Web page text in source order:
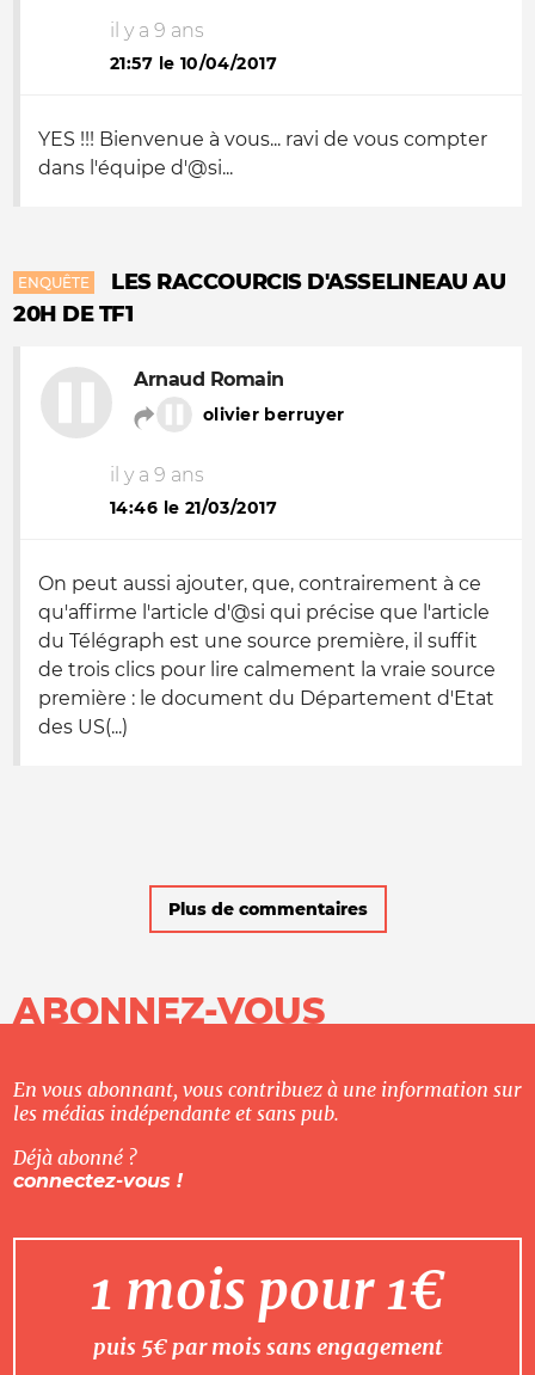
il y a 9 ans
21:57 le 10/04/2017
YES !!! Bienvenue à vous... ravi de vous compter
dans l'équipe d'@si...
ENQUÊTE
LES RACCOURCIS D'ASSELINEAU AU
20H DE TF1
Arnaud Romain
olivier berruyer
il y a 9 ans
14:46 le 21/03/2017
On peut aussi ajouter, que, contrairement à ce
qu'affirme l'article d'@si qui précise que l'article
du Télégraph est une source première, il suffit
de trois clics pour lire calmement la vraie source
première : le document du Département d'Etat
des US(...)
Plus de commentaires
ABONNEZ-VOUS
En vous abonnant, vous contribuez à une information sur
les médias indépendante et sans pub.
Déjà abonné ?
connectez-vous !
1 mois pour 1€
puis 5€ par mois sans engagement